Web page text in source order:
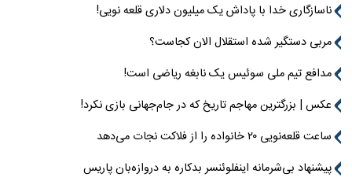
ناسازگاری خدا با پاداش یک میلیون دلاری قلعه نویی!
مربی دستگیر شده استقلال الان کجاست؟
مدافع تیم ملی سوئیس یک نابغه ریاضی است!
عکس | بزرگترین مهاجم تاریخ که در جام‌جهانی بازی نکرد!
ساعت قلعه‌نویی ۲۰ خانواده را از فلاکت نجات می‌دهد
پیشنهاد بی‌شرمانه اینفلوئنسر بدکاره به دروازه‌بان پاریس